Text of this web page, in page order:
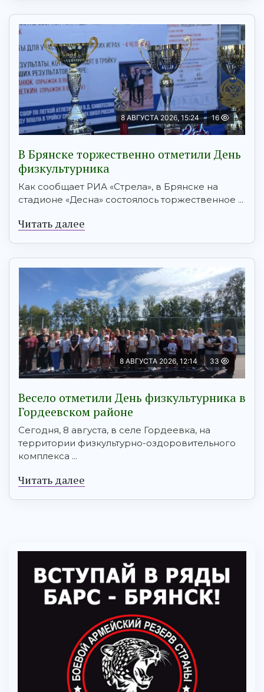
8 АВГУСТА 2026, 15:24 16
В Брянске торжественно отметили День
физкультурника
Как сообщает РИА «Стрела», в Брянске на
стадионе «Десна» состоялось торжественное ...
Читать далее
8 АВГУСТА 2026, 12:14 33
Весело отметили День физкультурника в
Гордеевском районе
Сегодня, 8 августа, в селе Гордеевка, на
территории физкультурно-оздоровительного
комплекса ...
Читать далее